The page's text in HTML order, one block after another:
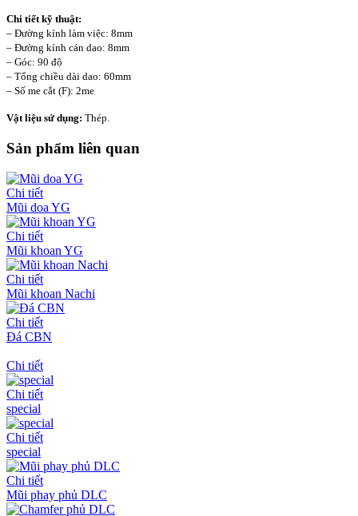
Chi tiết kỹ thuật:
– Đường kính làm việc: 8mm
– Đường kính cán dao: 8mm
– Góc: 90 độ
– Tổng chiều dài dao: 60mm
– Số me cắt (F): 2me
Vật liệu sử dụng: Thép.
Sản phẩm liên quan
Chi tiết
Mũi doa YG
Chi tiết
Mũi khoan YG
Chi tiết
Mũi khoan Nachi
Chi tiết
Đá CBN
Chi tiết
Chi tiết
special
Chi tiết
special
Chi tiết
Mũi phay phủ DLC